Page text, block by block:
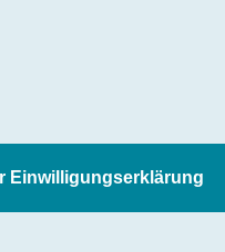
Einwilligungserklärung